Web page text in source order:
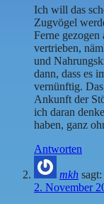
Ich will das
Zugvögel
Ferne
vertrieben,
und
dann, dass es
vernünftig.
Ankunft der
ich daran
haben, ganz
Antworten
mkh sagt:
2. November